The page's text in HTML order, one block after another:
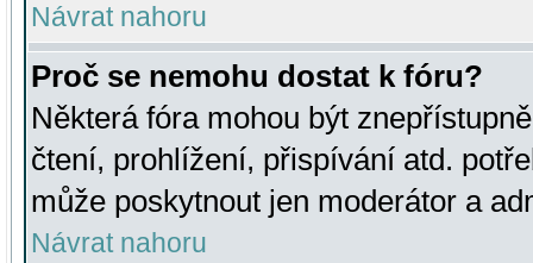
Návrat nahoru
Proč se nemohu dostat k fóru?
Některá fóra mohou být
čtení, prohlížení, přispívání atd.
může poskytnout jen moderátor a
Návrat nahoru